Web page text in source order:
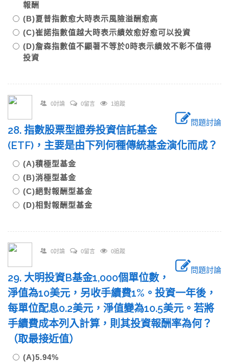
報酬
(B)夏普指數愈大時表示風險溢酬愈高
(C)崔諾指數值越大時表示績效愈好愈可以投資
(D)詹森指數值不顯著不等於0時表示績效不彰不值得
投資
0討論 0留言 1追蹤
問題討論
28. 指數股票型證券投資信託基金
(ETF)，主要是由下列何種傳統基金演化而成？
(A)積極型基金
(B)消極型基金
(C)絕對報酬型基金
(D)相對報酬型基金
0討論 0留言 0追蹤
問題討論
29. 大明投資B基金1,000個單位數，
淨值為10美元，另收手續費1%。投資一年後，
每單位配息0.2美元，淨值變為10.5美元。若將
手續費成本列入計算，則其投資報酬率為何？
（取最接近值）
(A)5.94%